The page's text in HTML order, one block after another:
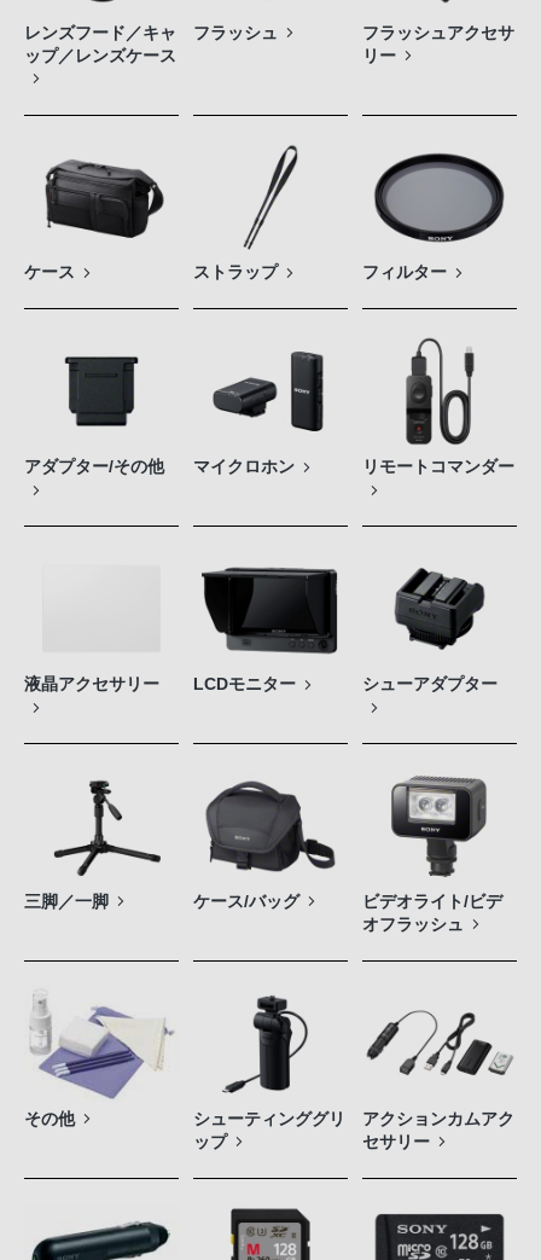
レンズフード／キャ
ップ／レンズケース
フラッシュ
フラッシュアクセサ
リー
ケース ストラップ フィルター
アダプター/その他 マイクロホン リモートコマンダー
液晶アクセサリー LCDモニター シューアダプター
三脚／一脚 ケース/バッグ
ビデオライト/ビデ
オフラッシュ
その他
シューティンググリ
ップ
アクションカムアク
セサリー